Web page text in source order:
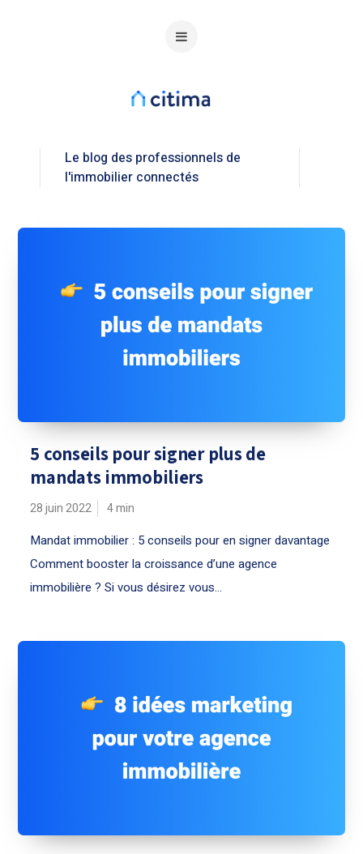
Le blog des professionnels de
l'immobilier connectés
5 conseils pour signer plus de
mandats immobiliers
28 juin 2022 4min
Mandat immobilier : 5 conseils pour en signer davantage
Comment booster la croissance d’une agence
immobilière ? Si vous désirez vous...